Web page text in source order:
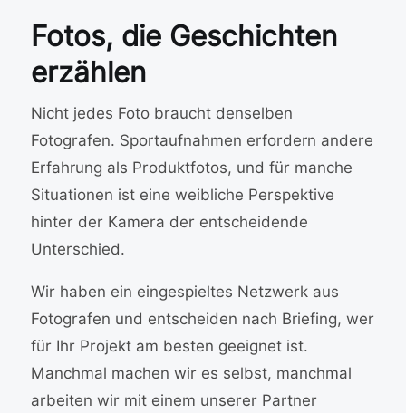
Fotos, die Geschichten
erzählen
Nicht jedes Foto braucht denselben
Fotografen. Sportaufnahmen erfordern andere
Erfahrung als Produktfotos, und für manche
Situationen ist eine weibliche Perspektive
hinter der Kamera der entscheidende
Unterschied.
Wir haben ein eingespieltes Netzwerk aus
Fotografen und entscheiden nach Briefing, wer
für Ihr Projekt am besten geeignet ist.
Manchmal machen wir es selbst, manchmal
arbeiten wir mit einem unserer Partner